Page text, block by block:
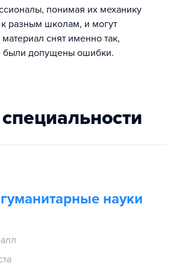
понимая их механику
разным школам, и могут
снят именно так,
были допущены ошибки.
науки